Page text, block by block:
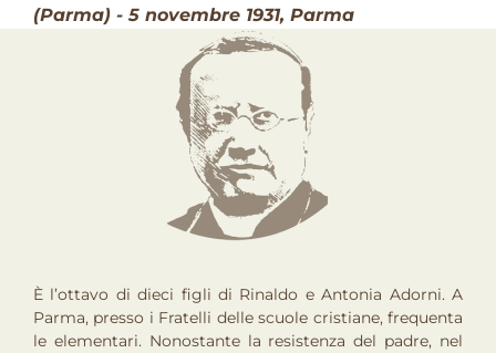
(Parma) - 5 novembre 1931, Parma
È l’ottavo di dieci figli di Rinaldo e Antonia Adorni. A
Parma, presso i Fratelli delle scuole cristiane, frequenta
le elementari. Nonostante la resistenza del padre, nel